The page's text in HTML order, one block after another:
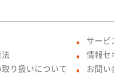
り扱いについて
● サービ
● 情報セ
● お問い